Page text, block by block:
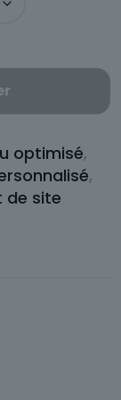
optimisé,
,
de site